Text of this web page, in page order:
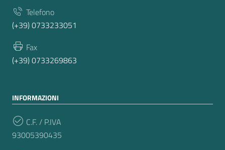
Telefono
(+39) 0733233051
Fax
(+39) 0733269863
INFORMAZIONI
C.F. / P.IVA
93005390435